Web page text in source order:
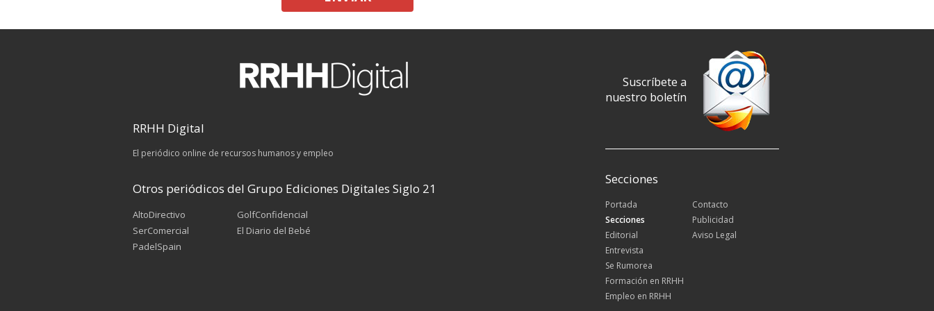
RRHH Digital
El periódico online de recursos humanos y empleo
Otros periódicos del Grupo Ediciones Digitales Siglo 21
AltoDirectivo
SerComercial
PadelSpain
GolfConfidencial
El Diario del Bebé
Suscríbete a
nuestro boletín
Secciones
Portada
Secciones
Editorial
Entrevista
Se Rumorea
Formación en RRHH
Empleo en RRHH
Contacto
Publicidad
Aviso Legal